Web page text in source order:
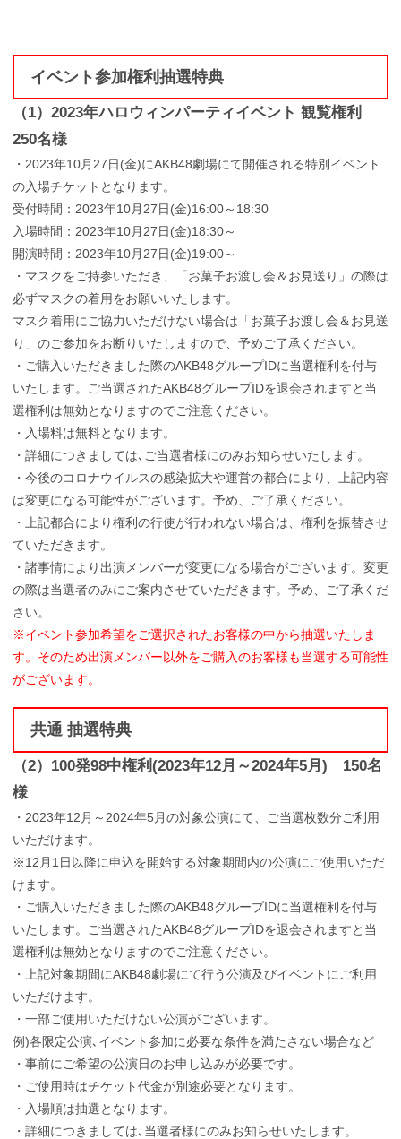
イベント参加権利抽選特典
（1）2023年ハロウィンパーティイベント 観覧権利
250名様
・2023年10月27日(金)にAKB48劇場にて開催される特別イベント
の入場チケットとなります。
受付時間：2023年10月27日(金)16:00～18:30
入場時間：2023年10月27日(金)18:30～
開演時間：2023年10月27日(金)19:00～
・マスクをご持参いただき、「お菓子お渡し会＆お見送り」の際は
必ずマスクの着用をお願いいたします。
マスク着用にご協力いただけない場合は「お菓子お渡し会＆お見送
り」のご参加をお断りいたしますので、予めご了承ください。
・ご購入いただきました際のAKB48グループIDに当選権利を付与
いたします。ご当選されたAKB48グループIDを退会されますと当
選権利は無効となりますのでご注意ください。
・入場料は無料となります。
・詳細につきましては､ご当選者様にのみお知らせいたします。
・今後のコロナウイルスの感染拡大や運営の都合により、上記内容
は変更になる可能性がございます。予め、ご了承ください。
・上記都合により権利の行使が行われない場合は、権利を振替させ
ていただきます。
・諸事情により出演メンバーが変更になる場合がございます。変更
の際は当選者のみにご案内させていただきます。予め、ご了承くだ
さい。
※イベント参加希望をご選択されたお客様の中から抽選いたしま
す。そのため出演メンバー以外をご購入のお客様も当選する可能性
がございます。
共通 抽選特典
（2）100発98中権利(2023年12月～2024年5月) 150名
様
・2023年12月～2024年5月の対象公演にて、ご当選枚数分ご利用
いただけます。
※12月1日以降に申込を開始する対象期間内の公演にご使用いただ
けます。
・ご購入いただきました際のAKB48グループIDに当選権利を付与
いたします。ご当選されたAKB48グループIDを退会されますと当
選権利は無効となりますのでご注意ください。
・上記対象期間にAKB48劇場にて行う公演及びイベントにご利用
いただけます。
・一部ご使用いただけない公演がございます。
例)各限定公演､イベント参加に必要な条件を満たさない場合など
・事前にご希望の公演日のお申し込みが必要です。
・ご使用時はチケット代金が別途必要となります。
・入場順は抽選となります。
・詳細につきましては､当選者様にのみお知らせいたします。